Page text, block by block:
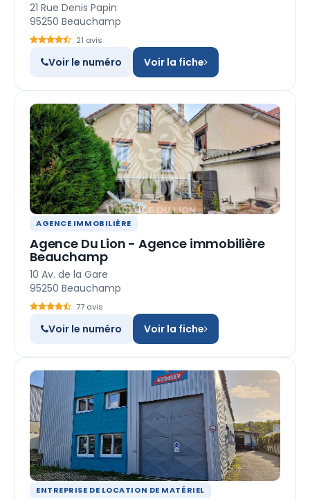
21 Rue Denis Papin
95250 Beauchamp
21 avis
Voir le numéro Voir la fiche
AGENCE IMMOBILIÈRE
Agence Du Lion - Agence immobilière
Beauchamp
10 Av. de la Gare
95250 Beauchamp
77 avis
Voir le numéro Voir la fiche
ENTREPRISE DE LOCATION DE MATÉRIEL